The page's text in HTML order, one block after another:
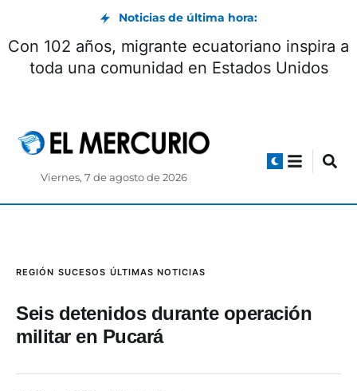
Noticias de última hora:
Con 102 años, migrante ecuatoriano inspira a
toda una comunidad en Estados Unidos
Viernes, 7 de agosto de 2026
REGIÓN SUCESOS ÚLTIMAS NOTICIAS
Seis detenidos durante operación
militar en Pucará